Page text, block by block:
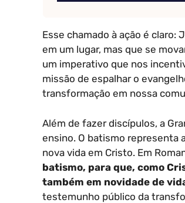
Esse chamado à ação é claro:
em um lugar, mas que se
um imperativo que nos
missão de espalhar o
transformação em nossa
Além de fazer discípulos, a
ensino. O batismo representa
nova vida em Cristo. Em
batismo, para que, como
também em novidade de
testemunho público da